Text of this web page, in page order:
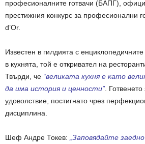
професионалните готвачи (БАПГ),
престижния конкурс за професионални
d’Or.
Известен в гилдията с
в кухнята, той е откривател на
Твърди, че “великата кухня е като
да има история и ценности” .
удоволствие, постигнато чрез
дисциплина.
Шеф Андре Токев:
„Заповядайте